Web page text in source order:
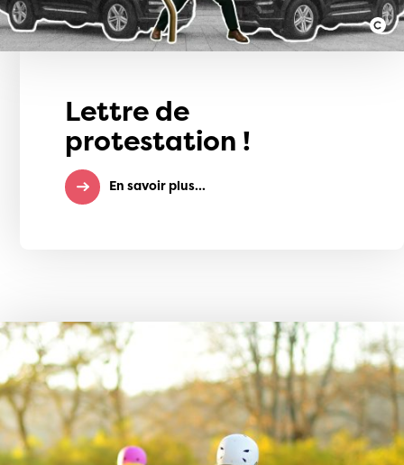
Lettre de
protestation !
En savoir plus...